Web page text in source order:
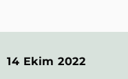
14 Ekim 2022